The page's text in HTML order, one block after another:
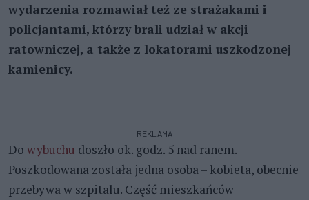
wydarzenia rozmawiał też ze strażakami i
policjantami, którzy brali udział w akcji
ratowniczej, a także z lokatorami uszkodzonej
kamienicy.
REKLAMA
Do wybuchu doszło ok. godz. 5 nad ranem.
Poszkodowana została jedna osoba – kobieta, obecnie
przebywa w szpitalu. Część mieszkańców